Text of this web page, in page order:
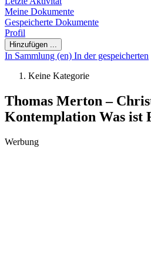
Meine Dokumente
Gespeicherte Dokumente
Profil
Hinzufügen ...
In Sammlung (en) In der gespeicherten
Keine Kategorie
Thomas Merton –
Kontemplation Was ist
Werbung